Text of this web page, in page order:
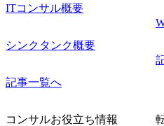
ITコンサル概要
シンクタンク概要
記事一覧へ
コンサルお役立ち情報